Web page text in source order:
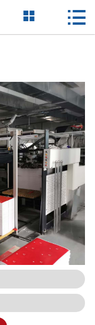
Home
News
Honor
Case
Support
Contact Us
中 文
 